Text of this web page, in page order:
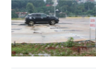
CÁC CHUYÊN
VỀ BÁO NHÂN